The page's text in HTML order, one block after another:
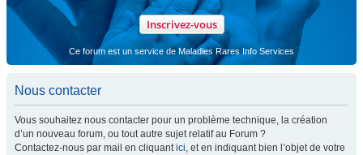
Inscrivez-vous
Ce forum est un service de Maladies Rares Info Services
Nous contacter
Vous souhaitez nous contacter pour un problème technique, la création
d’un nouveau forum, ou tout autre sujet relatif au Forum ?
Contactez-nous par mail en cliquantici, et en indiquant bien l’objet de votre